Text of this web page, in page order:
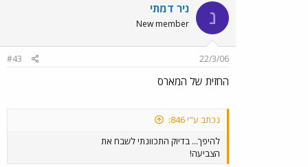
נ ניר דמתי
New member
22/3/06
#43
החזית של המארס
נכתב ע"י 846:
להיפך... בדיוק התכוונתי לשבח את
הצביעה!